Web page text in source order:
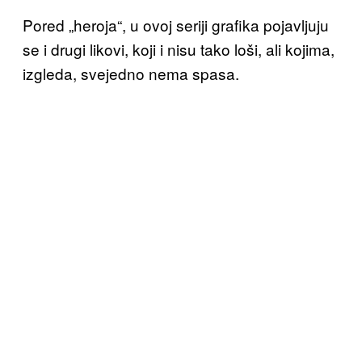
Pored „heroja“, u ovoj seriji grafika pojavljuju
se i drugi likovi, koji i nisu tako loši, ali kojima,
izgleda, svejedno nema spasa.